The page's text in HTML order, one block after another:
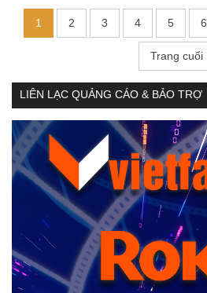
1 2 3 4 5 6
Trang cuối
LIÊN LẠC QUẢNG CÁO & BẢO TRỢ